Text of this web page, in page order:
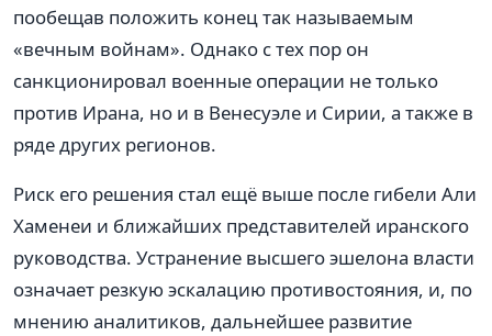
пообещав положить конец так называемым
«вечным войнам». Однако с тех пор он
санкционировал военные операции не только
против Ирана, но и в Венесуэле и Сирии, а также в
ряде других регионов.
Риск его решения стал ещё выше после гибели Али
Хаменеи и ближайших представителей иранского
руководства. Устранение высшего эшелона власти
означает резкую эскалацию противостояния, и, по
мнению аналитиков, дальнейшее развитие